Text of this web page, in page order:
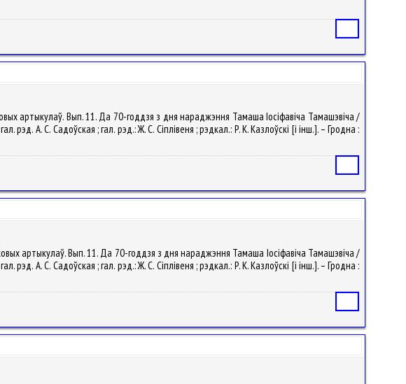
артыкулаў. Вып. 11. Да 70-годдзя з дня нараджэння Тамаша Іосіфавіча Тамашэвіча /
рэд. А. С. Садоўская ; гал. рэд.: Ж. С. Сіплівеня ; рэдкал.: Р. К. Казлоўскі [і інш.]. – Гродна :
артыкулаў. Вып. 11. Да 70-годдзя з дня нараджэння Тамаша Іосіфавіча Тамашэвіча /
рэд. А. С. Садоўская ; гал. рэд.: Ж. С. Сіплівеня ; рэдкал.: Р. К. Казлоўскі [і інш.]. – Гродна :